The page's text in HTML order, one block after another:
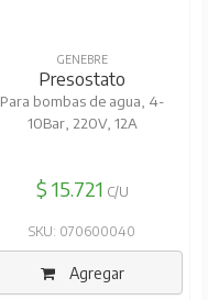
GENEBRE
Presostato
Para bombas de agua, 4-
10Bar, 220V, 12A
$ 15.721 C/U
SKU: 070600040
Agregar